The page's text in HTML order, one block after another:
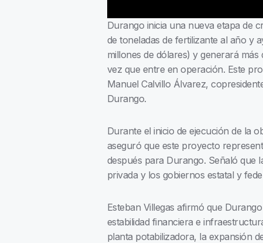
Durango inicia una nueva etapa de
de toneladas de fertilizante al año y
millones de dólares) y generará
vez que entre en operación. Este
Manuel Calvillo Álvarez,
Durango.
Durante el inicio de ejecución de la
aseguró que este proyecto
después para Durango. Señaló que
privada y los gobiernos estatal y
Esteban Villegas afirmó que
estabilidad financiera e
planta potabilizadora, la expansión